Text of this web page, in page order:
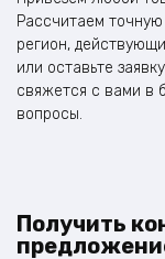
Рассчитаем
регион,
или оставьте
свяжется с вами в
вопросы.
Получить